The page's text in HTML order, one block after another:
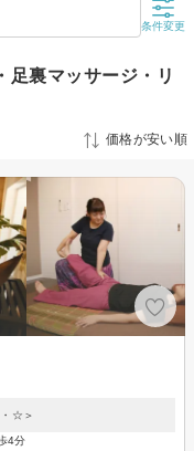
条件変更
足裏マッサージ・リ
価格が安い順
・☆＞
4分